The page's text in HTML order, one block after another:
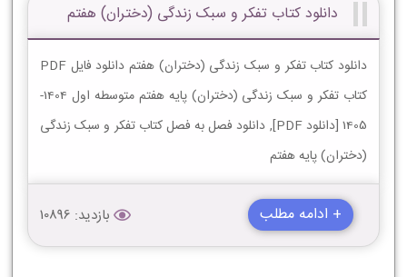
دانلود کتاب تفکر و سبک زندگی (دختران) هفتم
دانلود کتاب تفکر و سبک زندگی (دختران) هفتم دانلود فایل PDF
کتاب تفکر و سبک زندگی (دختران) پایه هفتم متوسطه اول 1404-
1405 [دانلود PDF], دانلود فصل به فصل کتاب تفکر و سبک زندگی
(دختران) پایه هفتم
+ ادامه مطلب بازدید: 10896